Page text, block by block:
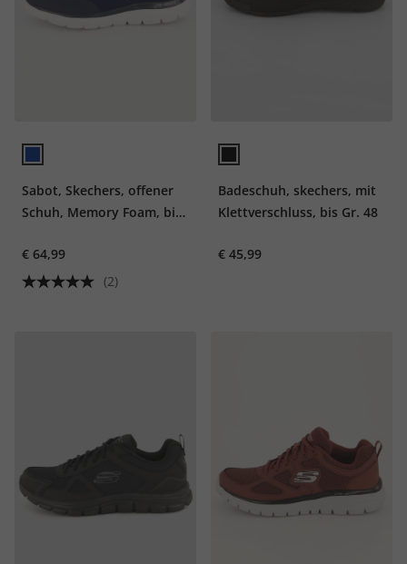
Sabot, Skechers, offener
Schuh, Memory Foam, bis
€ 64,99
(2)
Badeschuh, skechers, mit
Klettverschluss, bis Gr. 48
€ 45,99